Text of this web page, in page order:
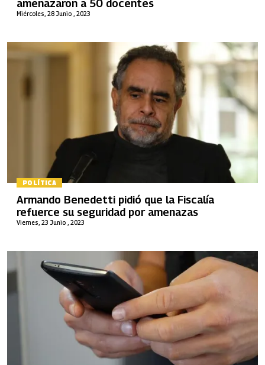
Miércoles, 28 Junio , 2023
amenazaron a 50 docentes
POLÍTICA
Viernes, 23 Junio , 2023
Armando Benedetti pidió que la Fiscalía
refuerce su seguridad por amenazas